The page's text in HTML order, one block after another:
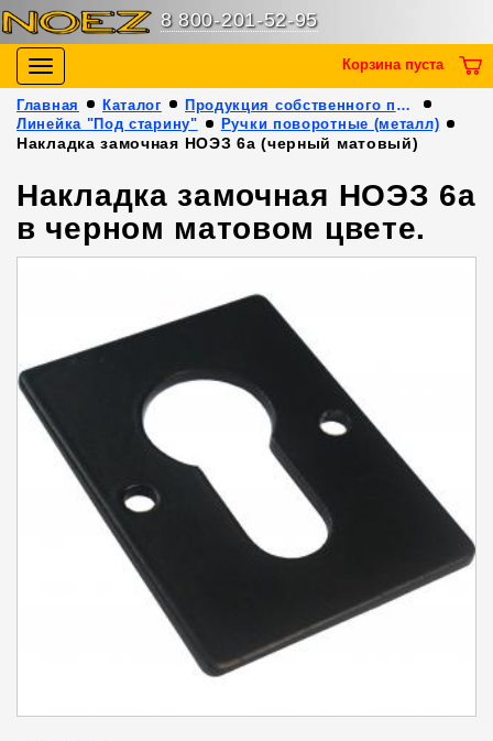
8 800-201-52-95
Toggle
navigation
Корзина пуста
Главная Каталог
Продукция собственного производства
Линейка "Под старину"
Ручки поворотные (металл)
Накладка замочная НОЭЗ 6а (черный матовый)
Накладка замочная НОЭЗ 6а
в черном матовом цвете.